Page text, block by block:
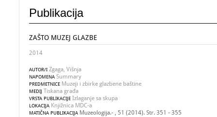
Publikacija
ZAŠTO MUZEJ GLAZBE
2014
AUTOR/I Zgaga, Višnja
NAPOMENA Summary
PREDMETNICE Muzeji i zbirke glazbene baštine
MEDIJ Tiskana građa
VRSTA PUBLIKACIJE Izlaganje sa skupa
LOKACIJA Knjižnica MDC-a
MATIČNA PUBLIKACIJA Muzeologija.- , 51 (2014). Str. 351 - 355